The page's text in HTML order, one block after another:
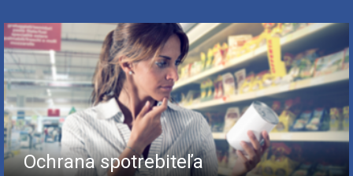
Ochrana spotrebiteľa